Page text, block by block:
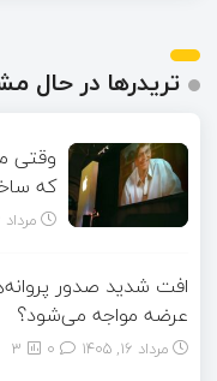
تریدرها در حال
وقتی
که
مرداد ۱۶, ۱۴۰۵
افت شدید صدور
عرضه مواجه می‌شود؟
مرداد ۱۶, ۱۴۰۵ 3